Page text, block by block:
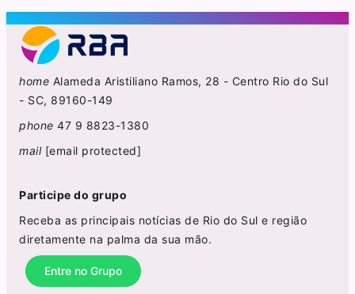
home Alameda Aristiliano Ramos, 28 - Centro Rio do Sul
- SC, 89160-149
phone 47 9 8823-1380
mail [email protected]
Participe do grupo
Receba as principais notícias de Rio do Sul e região
diretamente na palma da sua mão.
Entre no Grupo